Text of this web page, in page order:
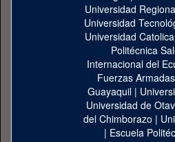
Universidad
Universidad
Universidad
Politécnica
Internacional del
Fuerzas
Guayaquil|
Universidad de
del Chimborazo |
| Escuela